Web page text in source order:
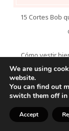
15 Cortes Bob
Cómo vestir
Cómo Vestir
We are using
website.
You can find out
switch them off in
Accept